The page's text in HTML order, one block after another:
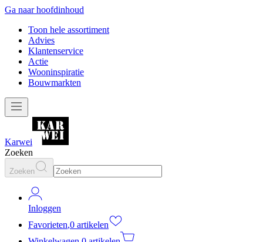
Ga naar hoofdinhoud
Toon hele assortiment
Advies
Klantenservice
Actie
Wooninspiratie
Bouwmarkten
Karwei
Zoeken
Zoeken
Inloggen
Favorieten,0 artikelen